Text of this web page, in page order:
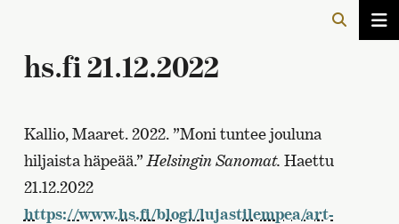
hs.fi 21.12.2022
Kallio, Maaret. 2022. ”Moni tuntee jouluna
hiljaista häpeää.” Helsingin Sanomat. Haettu
21.12.2022
https://www.hs.fi/blogi/lujastilempea/art-